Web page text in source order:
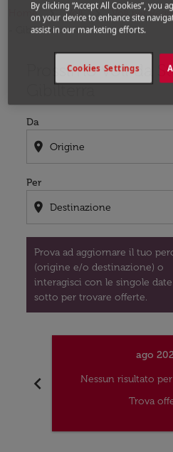
Home Voli Voli per
- Gibilterra
Prossimo voli da
Gibilterra
Da
location_on
Per
location_on
Prova ad aggiornare il tuo
(origine e/o destinazione) o
interagisci con le singole
sotto per trovare offerte.
Prova ad aggiornare il
chevron_left
ago
Nessun risultato
Trova
By clicking “Accept All Cookies”, you
on your device to enhance site
assist in our marketing efforts.
Cookies Settings